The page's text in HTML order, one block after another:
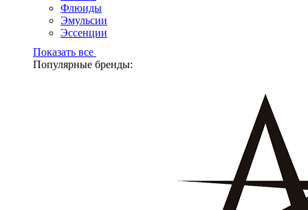
Флюиды
Эмульсии
Эссенции
Показать все
Популярные бренды: